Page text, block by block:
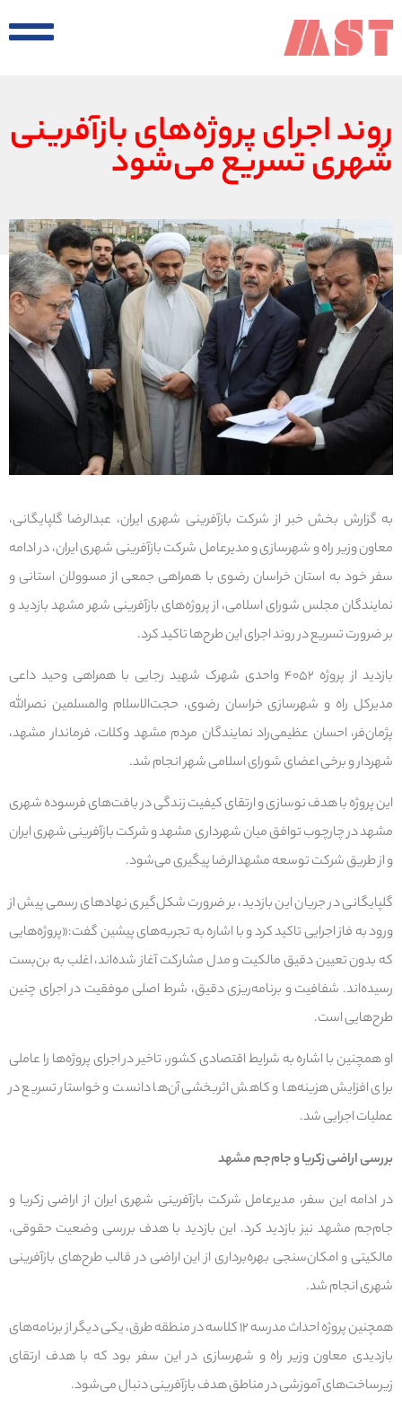
روند اجرای پروژه‌های بازآفرینی
شهری تسریع می‌شود
به گزارش بخش خبر از شرکت بازآفرینی شهری ایران، عبدالرضا گلپایگانی،
معاون وزیر راه و شهرسازی و مدیرعامل شرکت بازآفرینی شهری ایران، در ادامه
سفر خود به استان خراسان رضوی با همراهی جمعی از مسوولان استانی و
نمایندگان مجلس شورای اسلامی، از پروژه‌های بازآفرینی شهر مشهد بازدید و
بر ضرورت تسریع در روند اجرای این طرح‌ها تاکید کرد.
بازدید از پروژه ۴۰۵۲ واحدی شهرک شهید رجایی با همراهی وحید داعی
مدیرکل راه و شهرسازی خراسان رضوی، حجت‌الاسلام والمسلمین نصرالله
پژمان‌فر، احسان عظیمی‌راد نمایندگان مردم مشهد وکلات، فرماندار مشهد،
شهردار و برخی اعضای شورای اسلامی شهر انجام شد.
این پروژه با هدف نوسازی و ارتقای کیفیت زندگی در بافت‌های فرسوده شهری
مشهد در چارچوب توافق میان شهرداری مشهد و شرکت بازآفرینی شهری ایران
و از طریق شرکت توسعه مشهدالرضا پیگیری می‌شود.
گلپایگانی در جریان این بازدید، بر ضرورت شکل‌گیری نهادهای رسمی پیش از
ورود به فاز اجرایی تاکید کرد و با اشاره به تجربه‌های پیشین گفت:«پروژه‌هایی
که بدون تعیین دقیق مالکیت و مدل مشارکت آغاز شده‌اند، اغلب به بن‌بست
رسیده‌اند. شفافیت و برنامه‌ریزی دقیق، شرط اصلی موفقیت در اجرای چنین
طرح‌هایی است.
او همچنین با اشاره به شرایط اقتصادی کشور، تاخیر در اجرای پروژه‌ها را عاملی
برای افزایش هزینه‌ها و کاهش اثربخشی آن‌ها دانست و خواستار تسریع در
عملیات اجرایی شد.
بررسی اراضی زکریا و جام‌جم مشهد
در ادامه این سفر، مدیرعامل شرکت بازآفرینی شهری ایران از اراضی زکریا و
جام‌جم مشهد نیز بازدید کرد. این بازدید با هدف بررسی وضعیت حقوقی،
مالکیتی و امکان‌سنجی بهره‌برداری از این اراضی در قالب طرح‌های بازآفرینی
شهری انجام شد.
همچنین پروژه احداث مدرسه ۱۲ کلاسه در منطقه طرق، یکی دیگر از برنامه‌های
بازدیدی معاون وزیر راه و شهرسازی در این سفر بود که با هدف ارتقای
زیرساخت‌های آموزشی در مناطق هدف بازآفرینی دنبال می‌شود.